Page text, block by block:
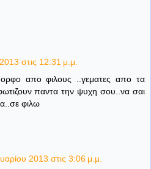
στις 12:31 μ.μ.
απο φιλους ..γεματες απο τα
παντα την ψυχη σου..να σαι
φιλω
2013 στις 3:06 μ.μ.